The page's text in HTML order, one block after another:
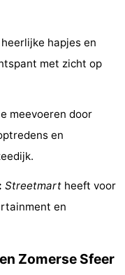
hapjes en
met zicht op
meevoeren door
en
Streetmart heeft voor
en
Zomerse Sfeer